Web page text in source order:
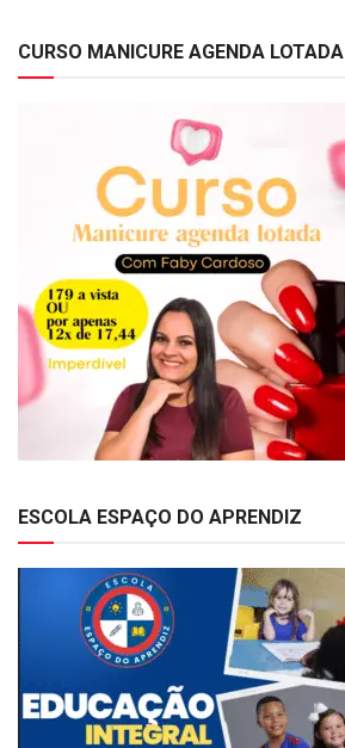
CURSO MANICURE AGENDA LOTADA
ESCOLA ESPAÇO DO APRENDIZ